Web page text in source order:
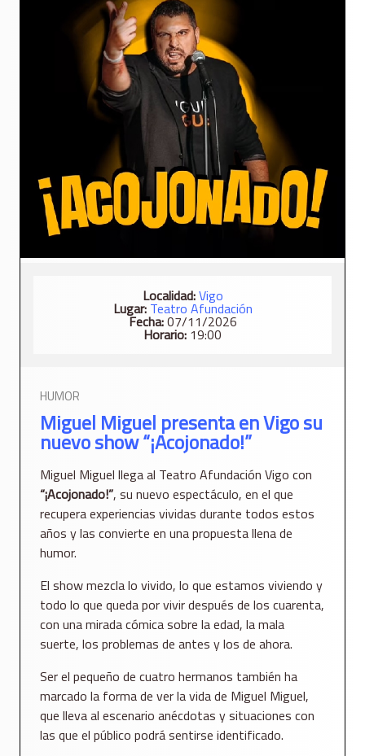
Localidad:Vigo
Lugar: Teatro Afundación
Fecha:07/11/2026
Horario: 19:00
HUMOR
Miguel Miguel presenta en Vigo su
nuevo show “¡Acojonado!”
Miguel Miguel llega al Teatro Afundación Vigo con
“¡Acojonado!”, su nuevo espectáculo, en el que
recupera experiencias vividas durante todos estos
años y las convierte en una propuesta llena de
humor.
El show mezcla lo vivido, lo que estamos viviendo y
todo lo que queda por vivir después de los cuarenta,
con una mirada cómica sobre la edad, la mala
suerte, los problemas de antes y los de ahora.
Ser el pequeño de cuatro hermanos también ha
marcado la forma de ver la vida de Miguel Miguel,
que lleva al escenario anécdotas y situaciones con
las que el público podrá sentirse identificado.